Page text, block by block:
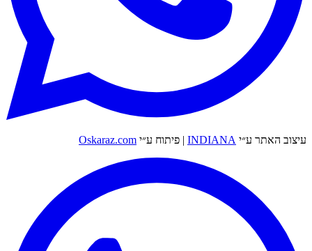
עיצוב האתר ע״י INDIANA
| פיתוח ע״י Oskaraz.com